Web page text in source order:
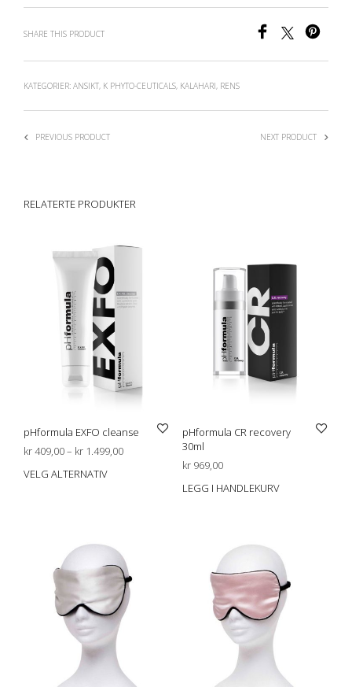
SHARE THIS PRODUCT
KATEGORIER: ANSIKT, K PHYTO-CEUTICALS, KALAHARI, RENS
PREVIOUS PRODUCT NEXT PRODUCT
RELATERTE PRODUKTER
pHformula EXFO cleanse
kr409,00– kr 1.499,00Prisområde:
VELG ALTERNATIV
produktet
Alternativene
produktsiden
pHformula CR recovery
30ml
kr969,00
LEGG I HANDLEKURV